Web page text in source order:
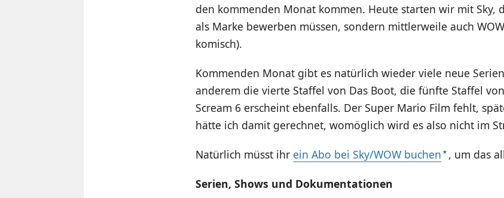
den kommenden Monat kommen. Heute starten wir mit Sky,
als Marke bewerben müssen, sondern mittlerweile auch
komisch).
Kommenden Monat gibt es natürlich wieder viele neue
anderem die vierte Staffel von Das Boot, die fünfte Staffel
Scream 6 erscheint ebenfalls. Der Super Mario Film fehlt,
hätte ich damit gerechnet, womöglich wird es also nicht im
Natürlich müsst ihr ein Abo bei Sky/WOW buchen , um das
Serien, Shows und Dokumentationen